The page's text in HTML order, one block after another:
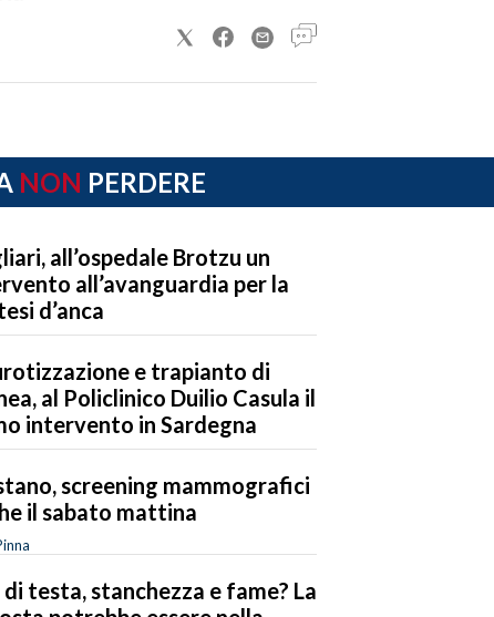
NON PERDERE
all’ospedale Brotzu un
all’avanguardia per la
d’anca
e trapianto di
al Policlinico Duilio Casula il
intervento in Sardegna
screening mammografici
il sabato mattina
testa, stanchezza e fame? La